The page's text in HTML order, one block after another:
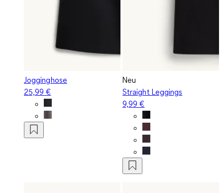
Jogginghose
25,99 €
Neu
Straight Leggings
9,99 €